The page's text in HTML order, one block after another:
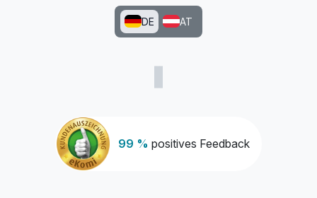
99 % positives Feedback
DE AT